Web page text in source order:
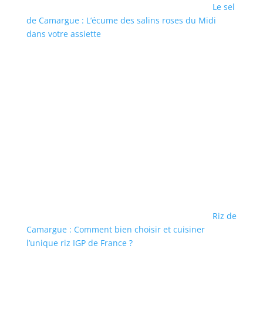
Le sel
de Camargue : L’écume des salins roses du Midi
dans votre assiette
Riz de
Camargue : Comment bien choisir et cuisiner
l’unique riz IGP de France ?